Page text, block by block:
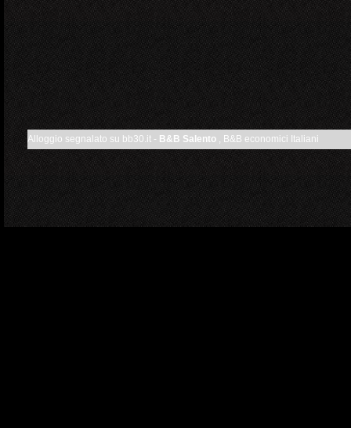
Alloggio segnalato su bb30.it - B&B Salento , B&B economici Italiani